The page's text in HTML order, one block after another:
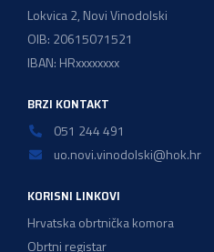
Lokvica 2, Novi Vinodolski
OIB: 20615071521
IBAN: HRxxxxxxxx
BRZI KONTAKT
051 244 491
uo.novi.vinodolski@hok.hr
KORISNI LINKOVI
Hrvatska obrtnička komora
Obrtni registar